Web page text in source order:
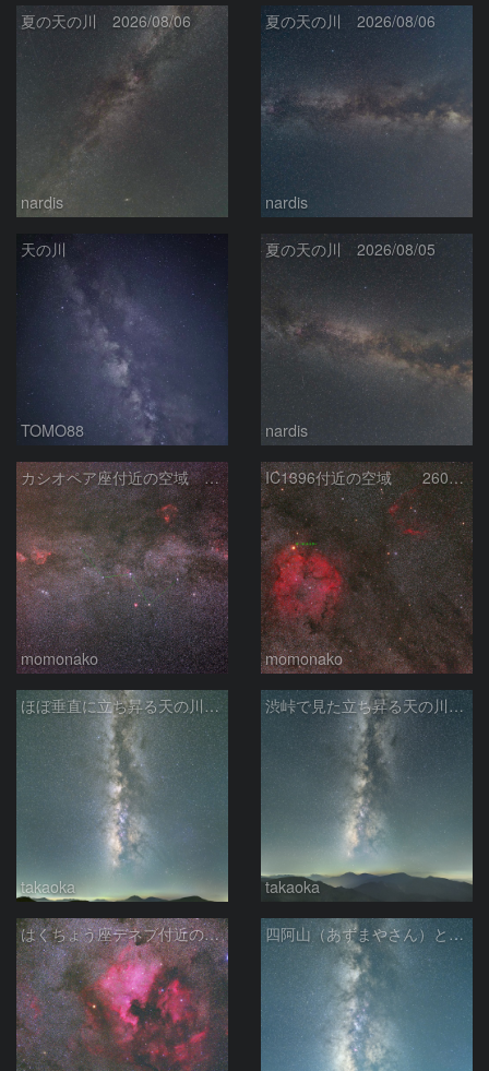
夏の天の川 2026/08/06
nardis
夏の天の川 2026/08/06
nardis
天の川
TOMO88
夏の天の川 2026/08/05
nardis
カシオペア座付近の空域 260720
momonako
IC1396付近の空域 260720
momonako
ほぼ垂直に立ち昇る天の川銀河
takaoka
渋峠で見た立ち昇る天の川銀河
takaoka
はくちょう座デネブ付近の空域 260720 四阿山（あずまやさん）と立ち昇る夏の銀河